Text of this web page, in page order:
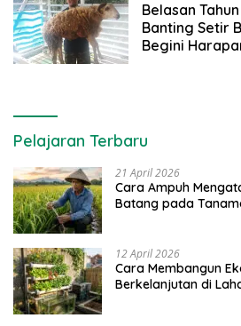
Belasan
Banting Setir
Begini
Pelajaran Terbaru
21 April 2026
Cara Ampuh
Batang pada
12 April 2026
Cara Membangun
Berkelanjutan di